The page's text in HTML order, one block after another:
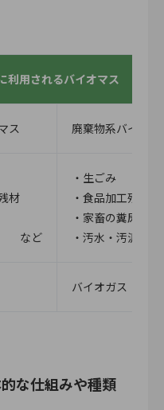
利用されるバイオマス
ス 廃棄物系バイオマ
材
など
・生ごみ
・食品加工残渣
・家畜の糞尿
・汚水・汚泥
バイオガス
な仕組みや種類